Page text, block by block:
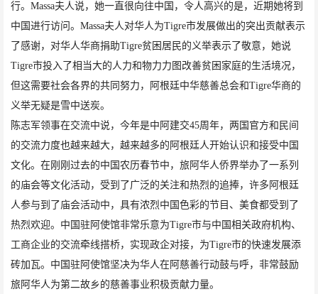
行。Massa夫人说，她一直很向往中国，令人高兴的是，近期她将到
中国进行访问。Massa夫人对华人为Tigre市发展做出的突出贡献表示
了感谢，对华人华商捐助Tigre贫困居民的义举表示了敬意，她说
Tigre市投入了相当大的人力和物力力图改善贫困家庭的生活境况，
但这需要社会各界的共同努力，阿根廷中华慈善总会和Tigre华商的
义举无疑是雪中送炭。
陈志军领事在交流中说，今年是中阿建交45周年，两国官方和民间
的交流力度也越来越大，越来越多的阿根廷人开始认识和接受中国
文化。在刚刚过去的中国农历春节中，旅阿华人侨界举办了一系列
的庙会等文化活动，受到了广泛的关注和热烈的追捧，许多阿根廷
人参与到了庙会活动中，具有浓烈中国色彩的节目、美食都受到了
热烈欢迎。中国驻阿使馆非常乐意为Tigre市与中国相关政府机构、
工商企业的交流牵线搭桥，实现政企对接，为Tigre市的快速发展添
砖加瓦。中国驻阿使馆坚决为华人在阿慈善行动鼓与呼，非常鼓励
旅阿华人为第二故乡的慈善事业积极贡献力量。